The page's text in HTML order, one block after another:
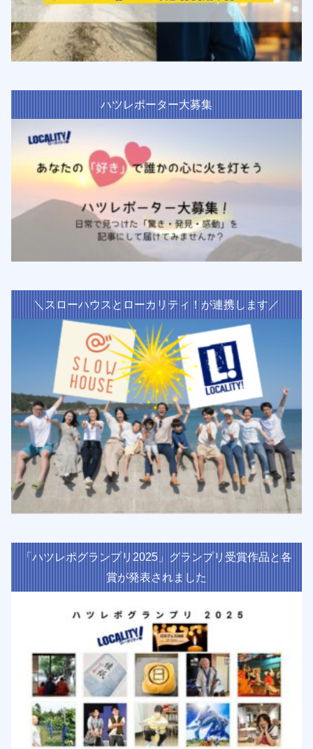
ハツレポーター大募集
＼スローハウスとローカリティ！が連携します／
「ハツレポグランプリ2025」グランプリ受賞作品と各
賞が発表されました